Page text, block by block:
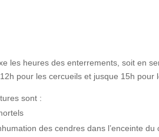
les heures des enterrements, soit en
pour les cercueils et jusque 15h pour
sont :
des cendres dans l’enceinte du